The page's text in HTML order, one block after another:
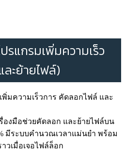
รแกรมเพิ่มความเร็ว
ะย้ายไฟล์)
รื่องมือช่วยคัดลอก และย้ายไฟล์บน
มีระบบคำนวณเวลาแม่นยำ พร้อม
วเมื่อเจอไฟล์ล็อก